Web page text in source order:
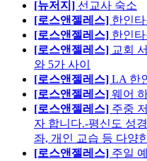
[뉴저지] 선교사 숙소
[로스앤젤레스] 한인
[로스앤젤레스] 한인
[로스앤젤레스] 교회
와 5가 사이
[로스앤젤레스] LA 한
[로스앤젤레스] 웨어
[로스앤젤레스] 주중
자 합니다.-평신도 성
좌, 개인 교습 등 다양
[로스앤젤레스] 주일